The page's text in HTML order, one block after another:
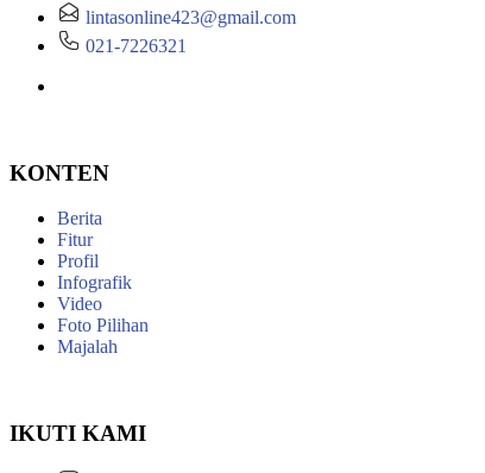
lintasonline423@gmail.com
021-7226321
KONTEN
Berita
Fitur
Profil
Infografik
Video
Foto Pilihan
Majalah
IKUTI KAMI